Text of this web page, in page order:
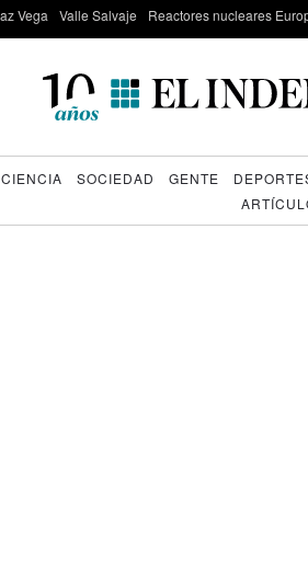
Vega Valle Salvaje Reactores nucleares
CIENCIA SOCIEDAD GENTE